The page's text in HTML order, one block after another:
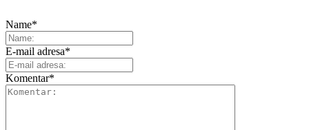
Name*
E-mail adresa*
Komentar*